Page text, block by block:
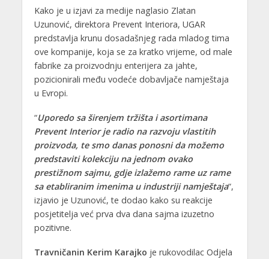
Kako je u izjavi za medije naglasio Zlatan
Uzunović, direktora Prevent Interiora, UGAR
predstavlja krunu dosadašnjeg rada mladog tima
ove kompanije, koja se za kratko vrijeme, od male
fabrike za proizvodnju enterijera za jahte,
pozicionirali među vodeće dobavljače namještaja
u Evropi.
“Uporedo sa širenjem tržišta i asortimana
Prevent Interior je radio na razvoju vlastitih
proizvoda, te smo danas ponosni da možemo
predstaviti kolekciju na jednom ovako
prestižnom sajmu, gdje izlažemo rame uz rame
sa etabliranim imenima u industriji namještaja“,
izjavio je Uzunović, te dodao kako su reakcije
posjetitelja već prva dva dana sajma izuzetno
pozitivne.
Travničanin Kerim Karajko je rukovodilac Odjela